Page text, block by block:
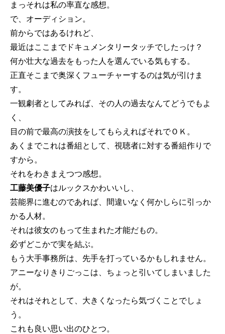
まっそれは私の率直な感想。
で、オーディション。
前からではあるけれど、
最近はここまでドキュメンタリータッチでしたっけ？
何か壮大な過去をもった人を選んでいる気もする。
正直そこまで奥深くフューチャーするのは気が引けま
す。
一観劇者としてみれば、その人の過去なんてどうでもよ
く、
目の前で最高の演技をしてもらえればそれでＯＫ。
あくまでこれは番組として、視聴者に対する番組作りで
すから。
それをわきまえつつ感想。
工藤美優子はルックスかわいいし、
芸能界に進むのであれば、間違いなく何かしらに引っか
かる人材。
それは彼女のもって生まれた才能だもの。
必ずどこかで実を結ぶ。
もう大手事務所は、先手を打っているかもしれません。
アニーなりきりごっこは、ちょっと引いてしまいました
が。
それはそれとして、大きくなったら気づくことでしょ
う。
これも良い思い出のひとつ。